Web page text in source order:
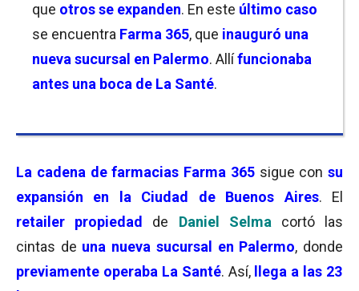
que otros se expanden. En este último caso
se encuentra Farma 365, que inauguró una
nueva sucursal en Palermo. Allífuncionaba
antes una boca de La Santé.
La cadena de farmacias Farma 365 sigue con su
expansión en la Ciudad de Buenos Aires. El
retailer propiedad de Daniel Selma cortó las
cintas de una nueva sucursal en Palermo, donde
previamente operaba La Santé. Así,llega a las 23